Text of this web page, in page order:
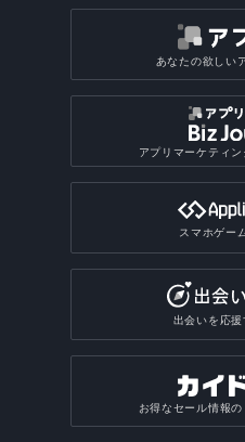
あなたの欲しい
アプリマーケティ
スマホゲー
出会いを応援
お得なセール情報